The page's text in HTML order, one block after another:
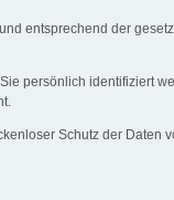
entsprechend der
persönlich identifiziert
Schutz der Daten